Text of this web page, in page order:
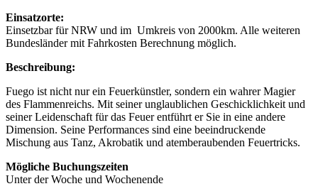
Einsatzorte:
Einsetzbar für NRW und im Umkreis von 2000km. Alle weiteren
Bundesländer mit Fahrkosten Berechnung möglich.
Beschreibung:
Fuego ist nicht nur ein Feuerkünstler, sondern ein wahrer Magier
des Flammenreichs. Mit seiner unglaublichen Geschicklichkeit und
seiner Leidenschaft für das Feuer entführt er Sie in eine andere
Dimension. Seine Performances sind eine beeindruckende
Mischung aus Tanz, Akrobatik und atemberaubenden Feuertricks.
Mögliche Buchungszeiten
Unter der Woche und Wochenende